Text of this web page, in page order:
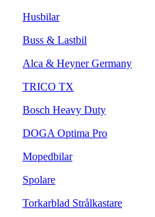
Husbilar
Buss & Lastbil
Alca & Heyner Germany
TRICO TX
Bosch Heavy Duty
DOGA Optima Pro
Mopedbilar
Spolare
Torkarblad Strålkastare